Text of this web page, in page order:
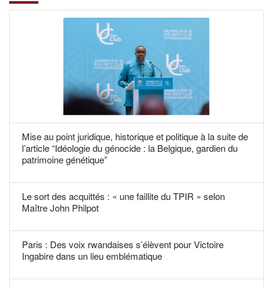
Mise au point juridique, historique et politique à la suite de
l’article “Idéologie du génocide : la Belgique, gardien du
patrimoine génétique”
Le sort des acquittés : « une faillite du TPIR » selon
Maître John Philpot
Paris : Des voix rwandaises s’élèvent pour Victoire
Ingabire dans un lieu emblématique